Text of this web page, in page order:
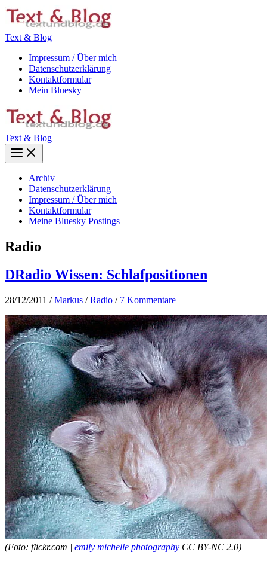
Zum
Inhalt
Text & Blog
Impressum / Über mich
Datenschutzerklärung
Kontaktformular
Mein Bluesky
Text & Blog
Main
Menu
Archiv
Datenschutzerklärung
Impressum / Über mich
Kontaktformular
Meine Bluesky Postings
Radio
DRadio Wissen: Schlafpositionen
28/12/2011 /Markus /Radio / 7 Kommentare
(Foto: flickr.com | emily michelle photography CC BY-NC 2.0)